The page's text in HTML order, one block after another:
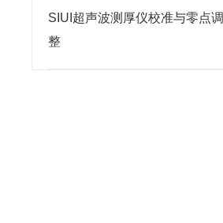
SIUI超声波测厚仪校准与零点调
整